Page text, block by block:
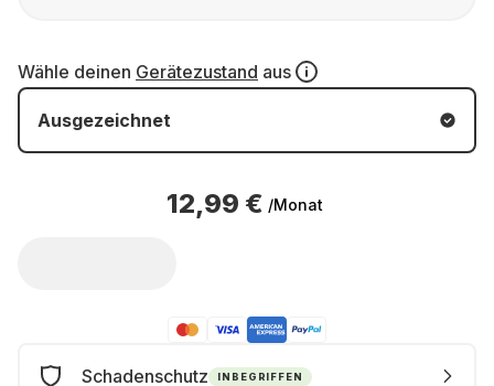
Wähle deinen Gerätezustand aus
Ausgezeichnet
12,99 € /Monat
Schadenschutz INBEGRIFFEN